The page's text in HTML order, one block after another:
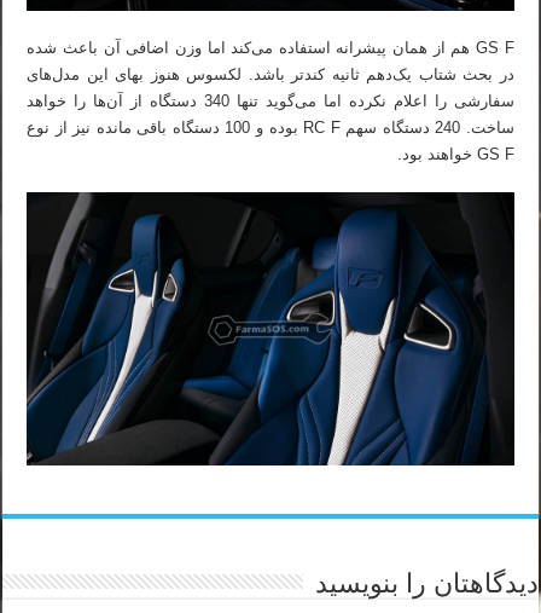
GS F هم از همان پیشرانه استفاده می‌کند اما وزن اضافی آن باعث شده
در بحث شتاب یک‌دهم ثانیه کندتر باشد. لکسوس هنوز بهای این مدل‌های
سفارشی را اعلام نکرده اما می‌گوید تنها 340 دستگاه از آن‌ها را خواهد
ساخت. 240 دستگاه سهم RC F بوده و 100 دستگاه باقی مانده نیز از نوع
GS F خواهند بود.
دیدگاهتان را بنویسید